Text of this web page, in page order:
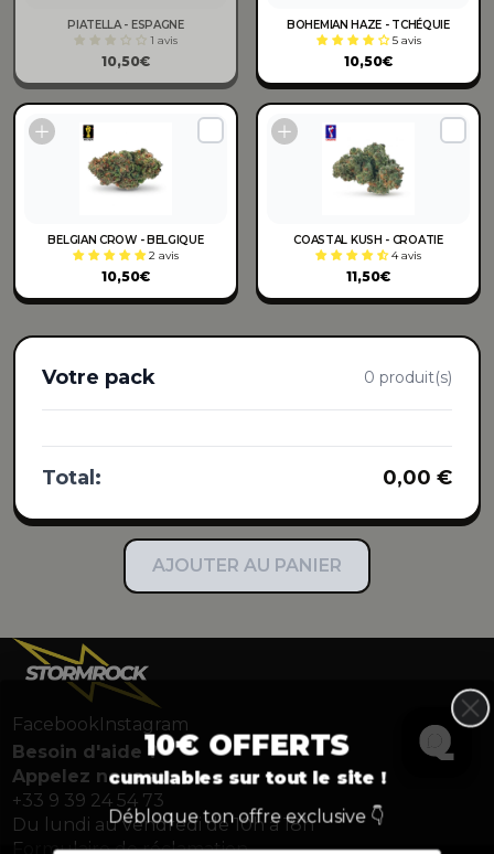
PIATELLA - ESPAGNE
1 avis
10,50€
BOHEMIAN HAZE - TCHÉQUIE
5 avis
10,50€
BELGIAN CROW - BELGIQUE
2 avis
10,50€
COASTAL KUSH - CROATIE
4 avis
11,50€
Votre pack 0 produit(s)
Total: 0,00 €
AJOUTER AU PANIER
FacebookInstagram
Besoin d'aide ?
Appelez nous au
+33 9 39 24 54 73
Du lundi au vendredi de 10h à 18h
Formulaire de réclamation
10€ OFFERTS
cumulables sur tout le site !
Débloque ton offre exclusive 👇